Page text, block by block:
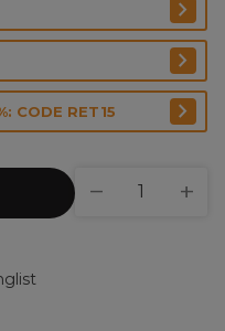
CODE RET15